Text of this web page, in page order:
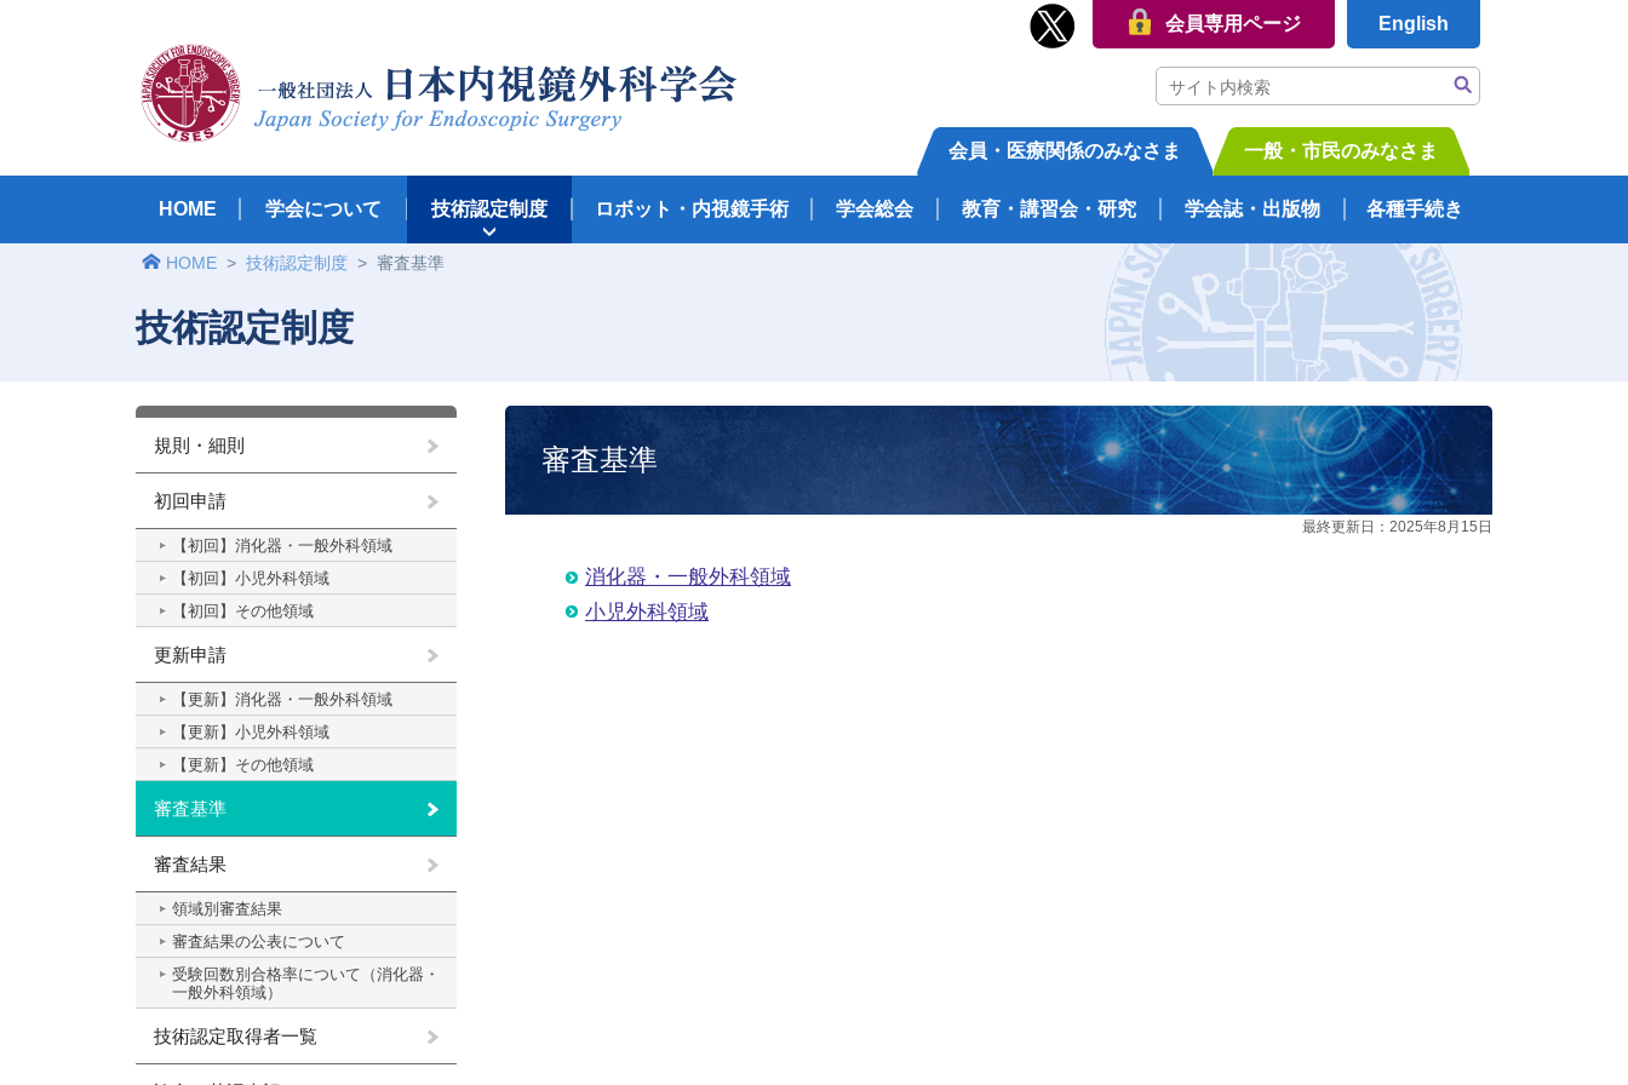
会員専用ページ English
会員・医療関係のみなさま 一般・市民のみなさま
HOME 学会について 技術認定制度 ロボット・内視鏡手術 学会総会 教育・講習会・研究 学会誌・出版物 各種手続き
HOME > 技術認定制度 > 審査基準
技術認定制度
規則・細則
初回申請
【初回】消化器・一般外科領域
【初回】小児外科領域
【初回】その他領域
更新申請
【更新】消化器・一般外科領域
【更新】小児外科領域
【更新】その他領域
審査基準
審査結果
領域別審査結果
審査結果の公表について
受験回数別合格率について（消化器・
一般外科領域）
技術認定取得者一覧
審査基準
最終更新日：2025年8月15日
消化器・一般外科領域
小児外科領域